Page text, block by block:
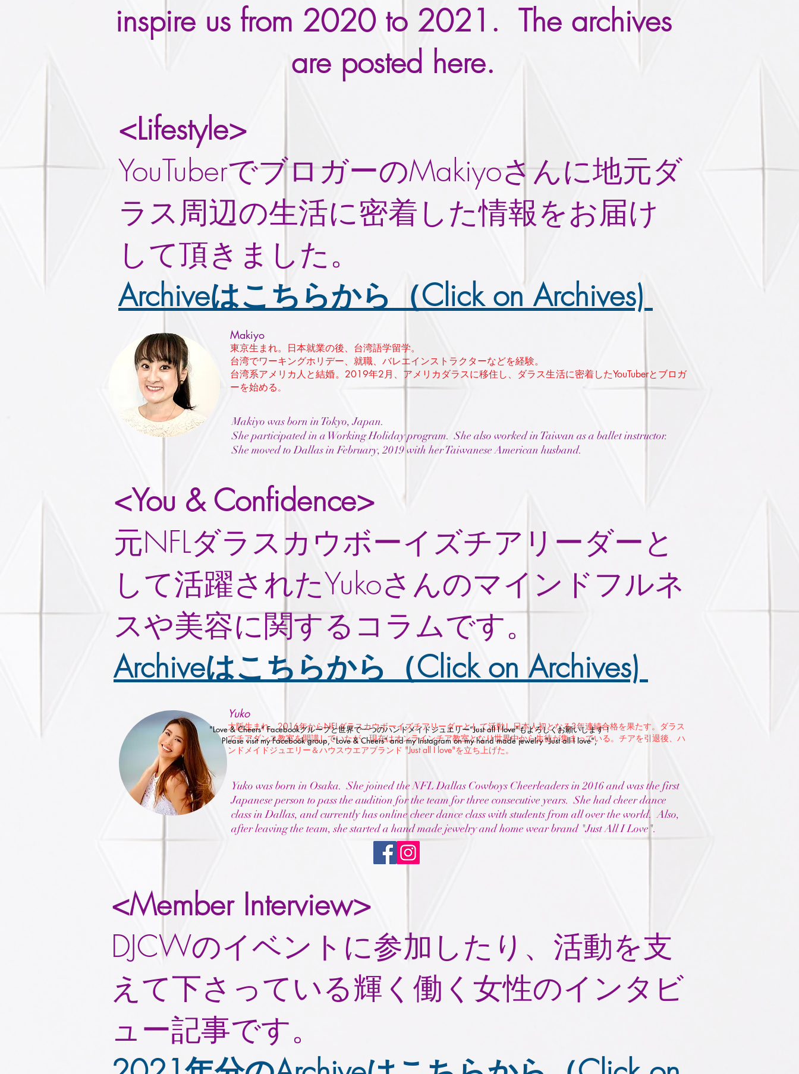
inspire us from 2020 to 2021. The archives
are posted here.
<Lifestyle>
YouTuberでブロガーのMakiyoさんに地元ダ
ラス周辺の生活に密着した情報をお届け
して頂きました。
Archiveはこちらから（Click on Archives)
Makiyo was born in Tokyo, Japan.
She participated in a Working Holiday program. She also worked in Taiwan as a ballet instructor.
She moved to Dallas in February, 2019 with her Taiwanese American husband.
Makiyo
東京生まれ。日本就業の後、台湾語学留学。
台湾でワーキングホリデー、就職、バレエインストラクターなどを経験。
台湾系アメリカ人と結婚。2019年2月、アメリカダラスに移住し、ダラス生活に密着したYouTuberとブロガ
ーを始める。
<You & Confidence>
元NFLダラスカウボーイズチアリーダーと
して活躍されたYukoさんのマインドフルネ
スや美容に関するコラムです。
Archiveはこちらから（Click on Archives)
Yuko
大阪生まれ。2016年からNFLダラスカウボーイズチアリーダーとして活動し日本人初となる3年連続合格を果たす。ダラス
でチアダンス教室を開講していたが、現在はオンラインチア教室となり世界中から生徒が集まっている。チアを引退後、ハ
ンドメイドジュエリー＆ハウスウエアブランド "Just all I love"を立ち上げた。
Yuko was born in Osaka. She joined the NFL Dallas Cowboys Cheerleaders in 2016 and was the first
Japanese person to pass the audition for the team for three consecutive years. She had cheer dance
class in Dallas, and currently has online cheer dance class with students from all over the world. Also,
after leaving the team, she started a hand made jewelry and home wear brand "Just All I Love".
"Love & Cheers" Facebookグループと世界で一つのハンドメイドジュエリー”Just all I love"もよろしくお願いします！
Please visit my Facebook group, "Love & Cheers" and my Instagram on my hand made jewelry "Just all I love",
<Member Interview>
DJCWのイベントに参加したり、活動を支
えて下さっている輝く働く女性のインタビ
ュー記事です。